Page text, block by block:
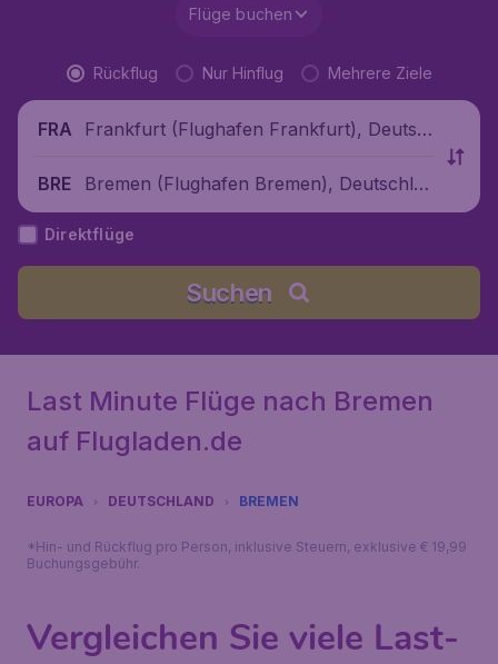
Flüge buchen
Rückflug Nur Hinflug Mehrere Ziele
FRA
Frankfurt (Flughafen Frankfurt), Deutsc
BRE
Bremen (Flughafen Bremen), Deutschla
nd
Direktflüge
Suchen
Last Minute Flüge nach Bremen
auf Flugladen.de
EUROPA DEUTSCHLAND BREMEN
*Hin- und Rückflug pro Person, inklusive Steuern, exklusive € 19,99
Buchungsgebühr.
Vergleichen Sie viele Last-